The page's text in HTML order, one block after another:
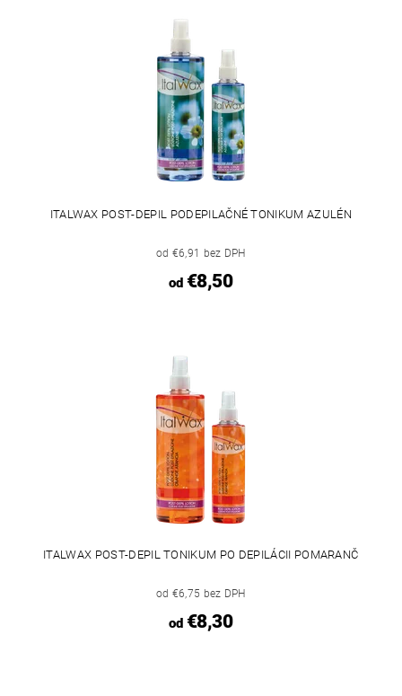
ITALWAX POST-DEPIL PODEPILAČNÉ TONIKUM AZULÉN
od €6,91 bez DPH
od€8,50
ITALWAX POST-DEPIL TONIKUM PO DEPILÁCII POMARANČ
od €6,75 bez DPH
od€8,30